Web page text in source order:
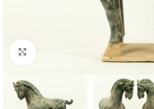
Klik om te vergroten